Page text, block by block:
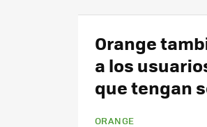
Orange
a los
que tengan
ORANGE